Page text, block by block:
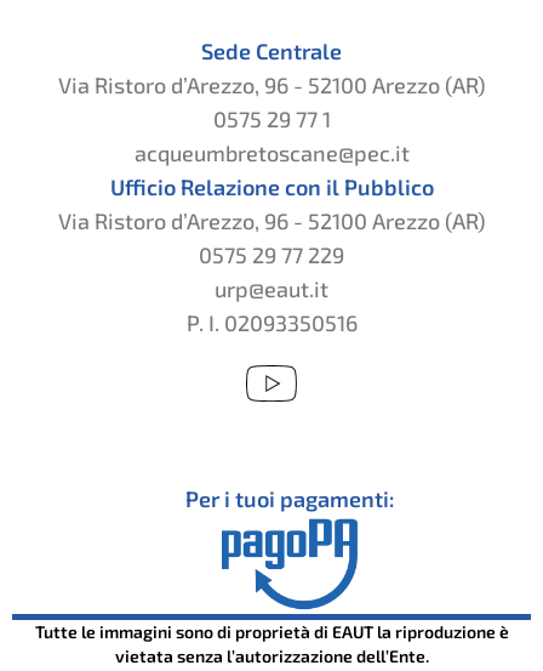
Sede Centrale
Via Ristoro d’Arezzo, 96 - 52100 Arezzo (AR)
0575 29 77 1
acqueumbretoscane@pec.it
Ufficio Relazione con il Pubblico
Via Ristoro d’Arezzo, 96 - 52100 Arezzo (AR)
0575 29 77 229
urp@eaut.it
P. I. 02093350516
Per i tuoi pagamenti:
Tutte le immagini sono di proprietà di EAUT la riproduzione è
vietata senza l’autorizzazione dell’Ente.